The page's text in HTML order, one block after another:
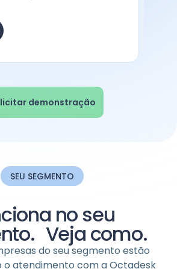
demonstração
SEU SEGMENTO
no seu
Veja como.
do seu segmento estão
atendimento com a Octadesk